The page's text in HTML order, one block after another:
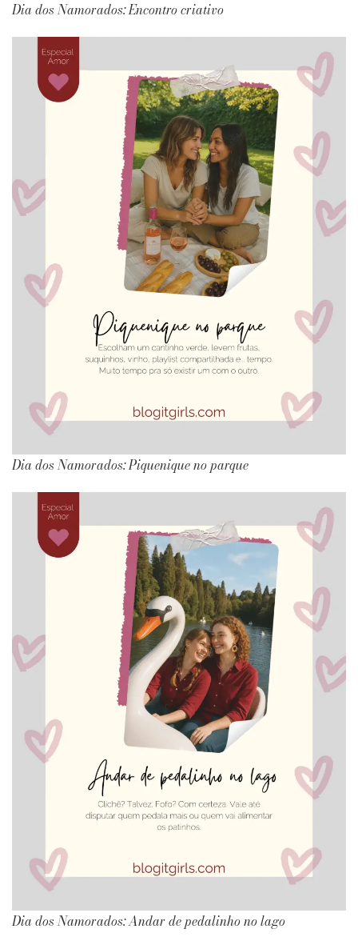
Dia dos Namorados: Encontro criativo
Dia dos Namorados: Piquenique no parque
Dia dos Namorados: Andar de pedalinho no lago